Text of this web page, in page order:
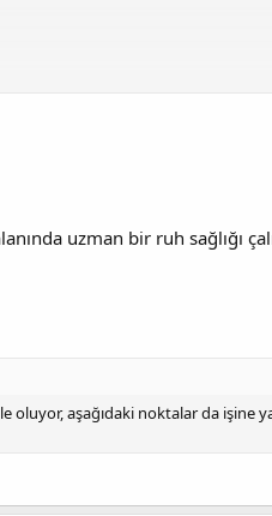
uzman bir ruh sağlığı
oluyor, aşağıdaki noktalar da işine